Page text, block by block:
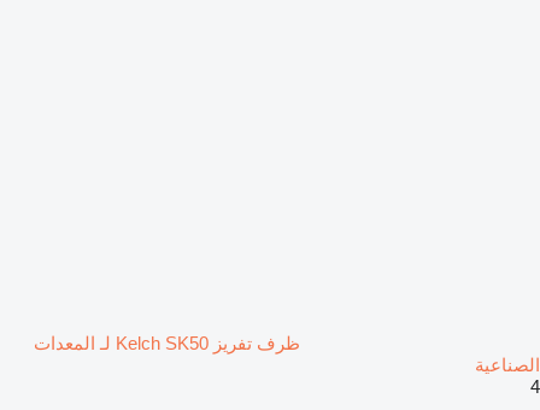
ظرف تفريز Kelch SK50 لـ المعدات
الصناعية
4